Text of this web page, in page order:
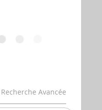
Recherche Avancée